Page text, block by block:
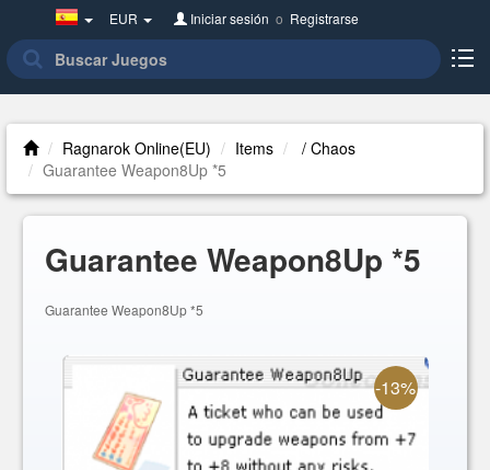
Spain(Español)
EUR Iniciar sesión o Registrarse
Ragnarok Online(EU) Items
/ Chaos
Guarantee Weapon8Up *5
Guarantee Weapon8Up *5
Guarantee Weapon8Up *5
-13%